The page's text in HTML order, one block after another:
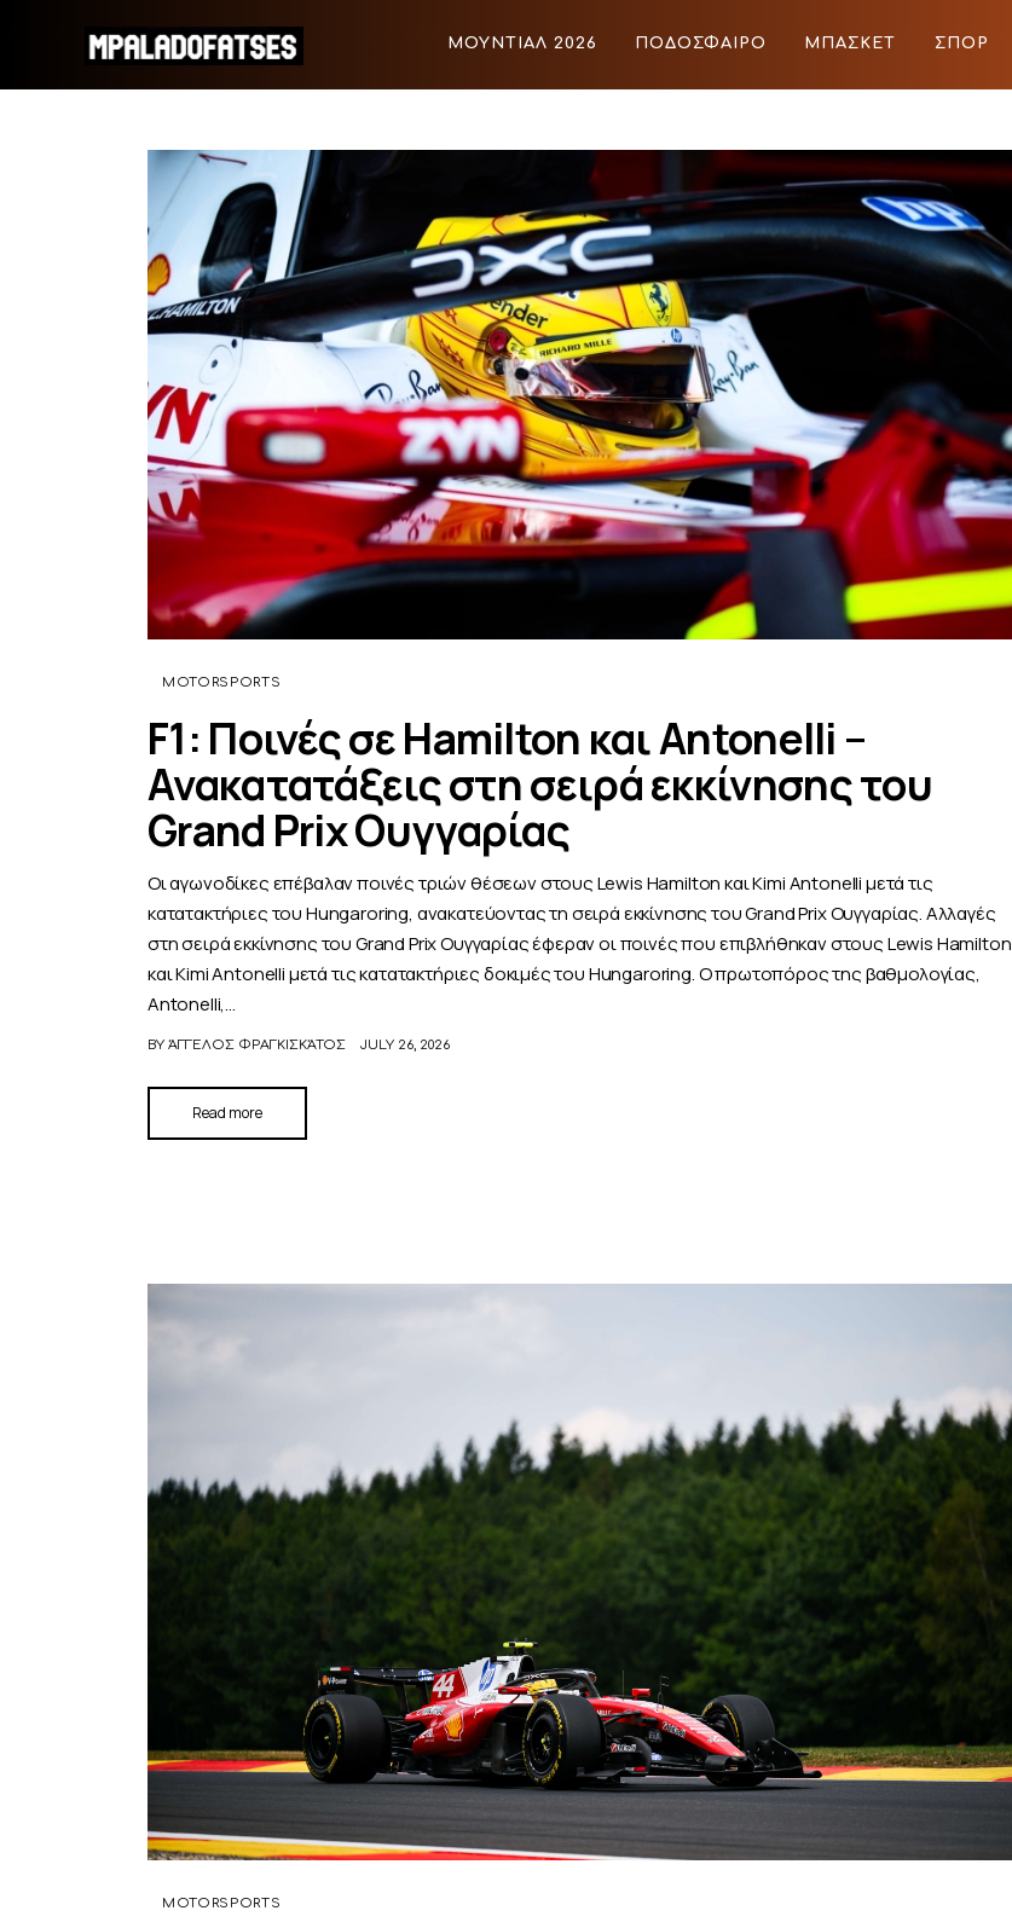
ΜΟΥΝΤΙΑΛ 2026 ΠΟΔΟΣΦΑΙΡΟ ΜΠΑΣΚΕΤ ΣΠΟΡ
ΜΟΥΝΤΙΑΛ 2026
ΠΟΔΟΣΦΑΙΡΟ
ΣΥΝΕΝΤΕΥΞΕΙΣ
BEYOND SPORTS
ΑΦΙΕΡΩΜΑΤΑ
MEET THE TEAM
MOTORSPORTS
F1: Ποινές σε Hamilton και Antonelli –
Ανακατατάξεις στη σειρά εκκίνησης του
Grand Prix Ουγγαρίας
Οι αγωνοδίκες επέβαλαν ποινές τριών θέσεων στους Lewis Hamilton και Kimi Antonelli μετά τις
κατατακτήριες του Hungaroring, ανακατεύοντας τη σειρά εκκίνησης του Grand Prix Ουγγαρίας. Αλλαγές
στη σειρά εκκίνησης του Grand Prix Ουγγαρίας έφεραν οι ποινές που επιβλήθηκαν στους Lewis Hamilton
και Kimi Antonelli μετά τις κατατακτήριες δοκιμές του Hungaroring. Ο πρωτοπόρος της βαθμολογίας,
Antonelli,…
BY ΆΓΓΕΛΟΣ ΦΡΑΓΚΙΣΚΆΤΟΣ JULY 26, 2026
Read more
MOTORSPORTS